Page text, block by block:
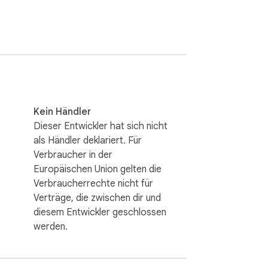
extension provides the browser video
refinements and features may be
Kein Händler
Dieser Entwickler hat sich nicht
als Händler deklariert. Für
Verbraucher in der
Europäischen Union gelten die
Verbraucherrechte nicht für
Verträge, die zwischen dir und
diesem Entwickler geschlossen
werden.